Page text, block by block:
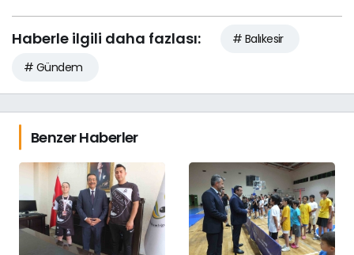
Haberle ilgili daha fazlası:
# Balıkesir
# Gündem
Benzer Haberler